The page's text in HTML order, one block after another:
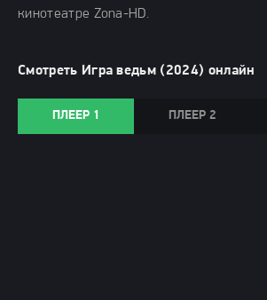
кинотеатре Zona-HD.
Смотреть Игра ведьм (2024) онлайн
ПЛЕЕР 1 ПЛЕЕР 2